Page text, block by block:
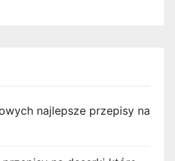
najlepsze przepisy na